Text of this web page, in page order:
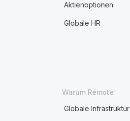
Aktienoptionen
Globale HR
Warum Remote
Globale Infrastruktur